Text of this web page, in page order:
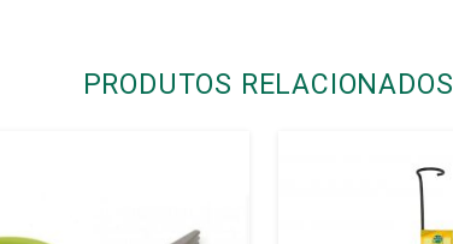
PRODUTOS RELACIONADOS